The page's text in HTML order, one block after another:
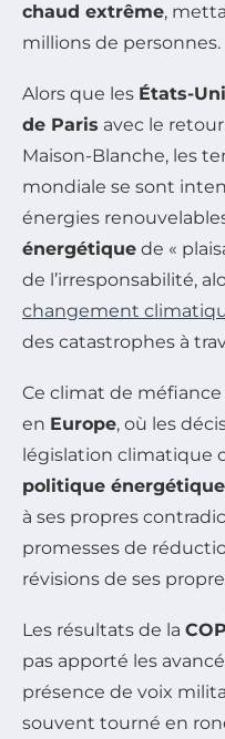
chaud extrême,
millions de personnes.
Alors que les États-
de Paris avec le
Maison-Blanche, les
mondiale se sont
énergies
énergétique de «
de l’irresponsabilité,
changement
des catastrophes à
Ce climat de
en Europe, où les
législation climatique
politique énergétique
à ses propres
promesses de
révisions de ses
Les résultats de la
pas apporté les
présence de voix
souvent tourné en